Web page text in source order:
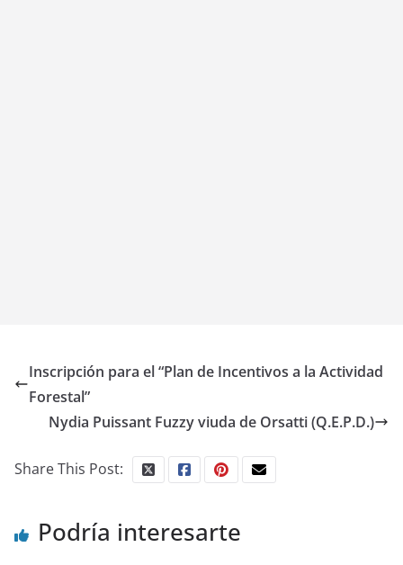
Inscripción para el “Plan de Incentivos a la Actividad
Forestal”
Nydia Puissant Fuzzy viuda de Orsatti (Q.E.P.D.)
Share This Post:
Podría interesarte